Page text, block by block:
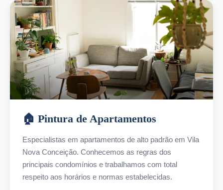
🏠 Pintura de Apartamentos
Especialistas em apartamentos de alto padrão em Vila
Nova Conceição. Conhecemos as regras dos
principais condomínios e trabalhamos com total
respeito aos horários e normas estabelecidas.